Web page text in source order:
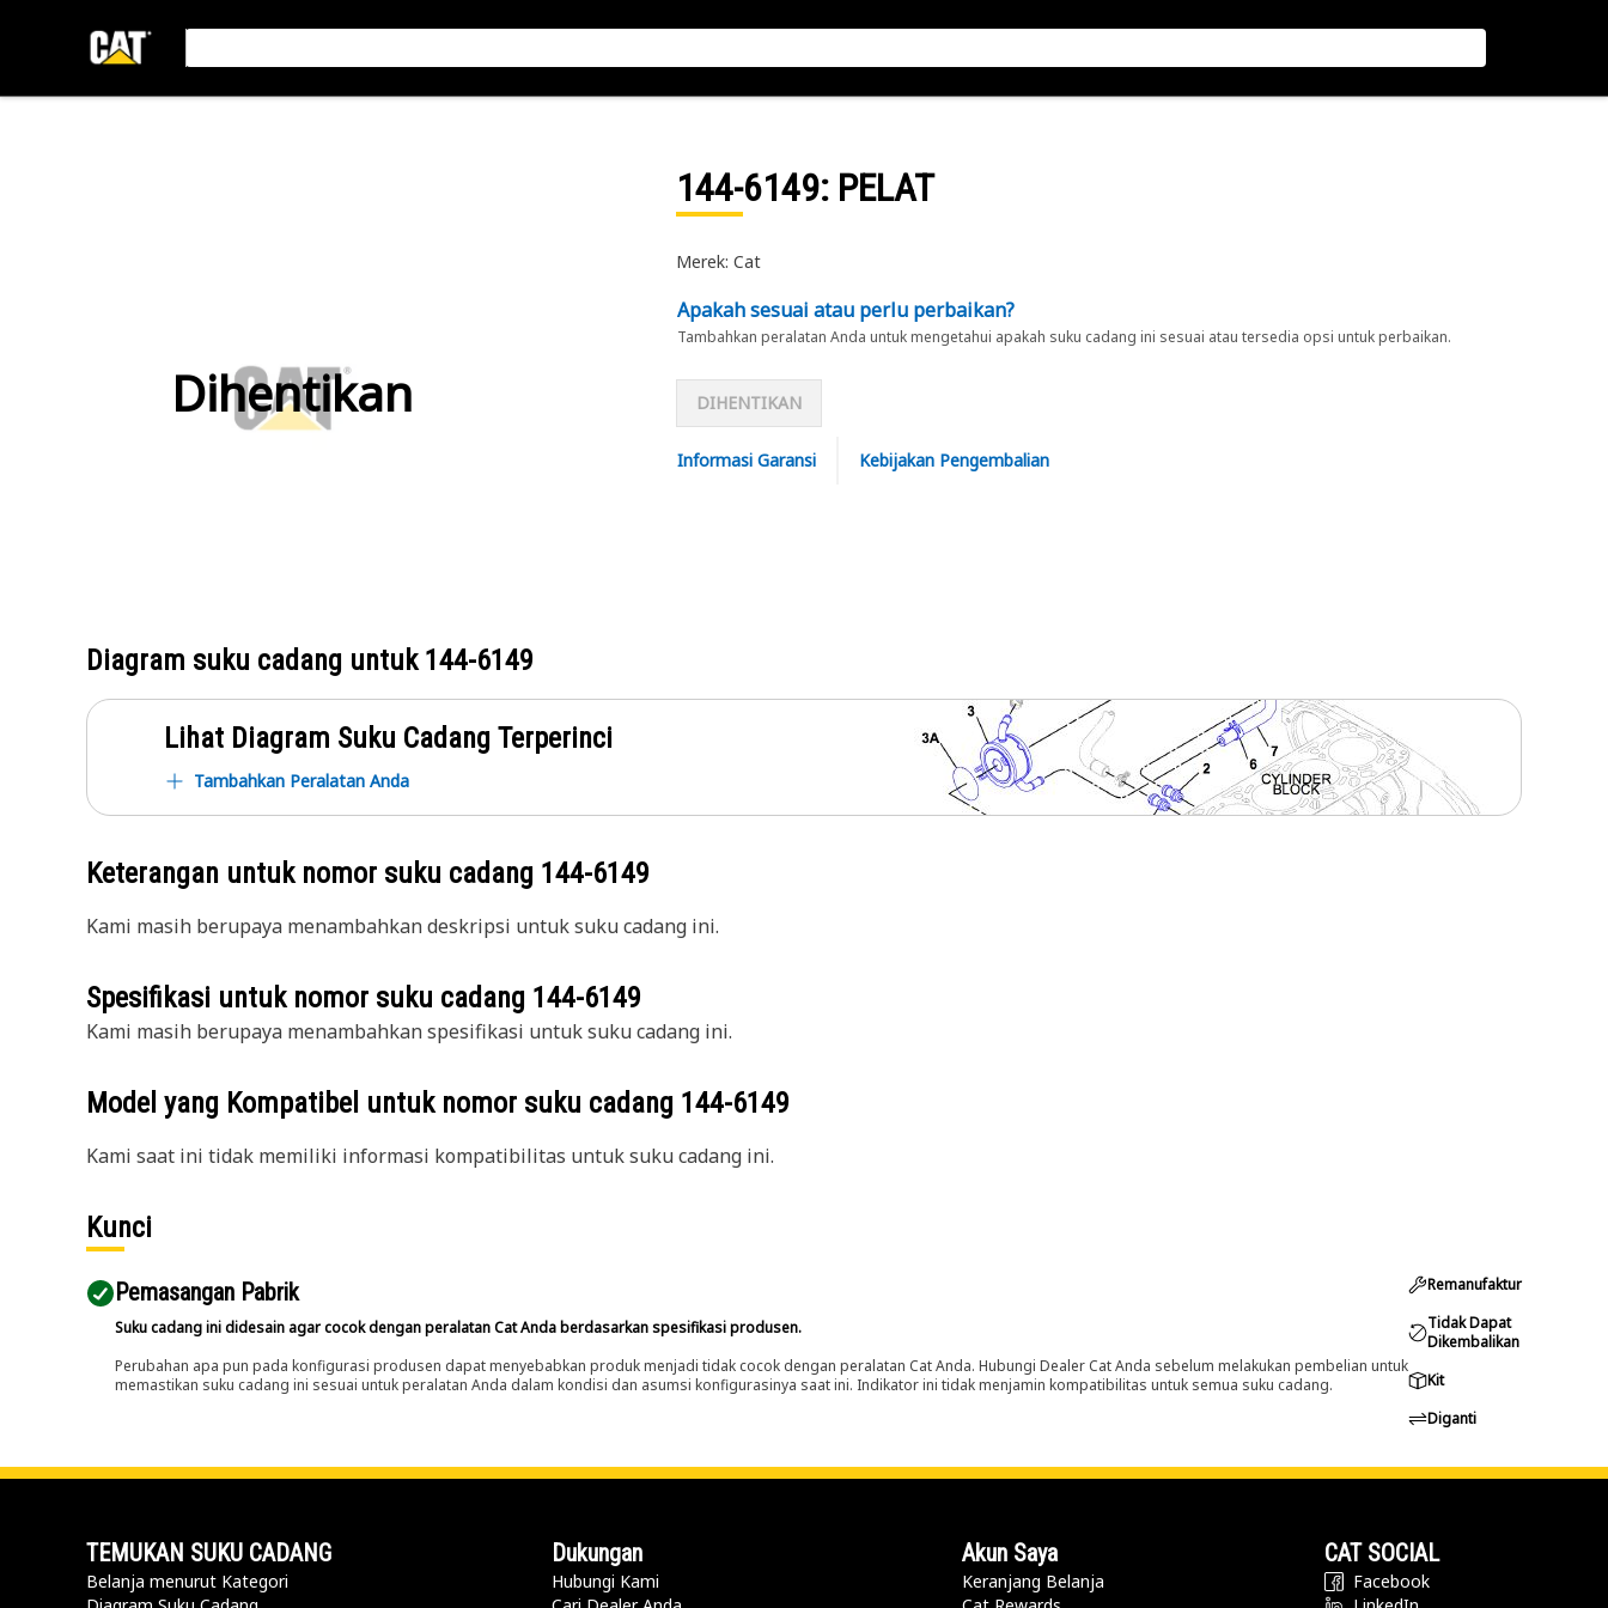
Dihentikan
144-6149: PELAT
Merek: Cat
Apakah sesuai atau perlu perbaikan?
Tambahkan peralatan Anda untuk mengetahui apakah suku cadang ini sesuai atau tersedia opsi untuk perbaikan.
DIHENTIKAN
Informasi Garansi Kebijakan Pengembalian
Diagram suku cadang untuk144-6149
Lihat Diagram Suku Cadang Terperinci
Tambahkan Peralatan Anda
Keterangan untuk nomor suku cadang 144-6149
Kami masih berupaya menambahkan deskripsi untuk suku cadang ini.
Spesifikasi untuk nomor suku cadang 144-6149
Kami masih berupaya menambahkan spesifikasi untuk suku cadang ini.
Model yang Kompatibel untuk nomor suku cadang 144-6149
Kami saat ini tidak memiliki informasi kompatibilitas untuk suku cadang ini.
Kunci
Pemasangan Pabrik
Suku cadang ini didesain agar cocok dengan peralatan Cat Anda berdasarkan spesifikasi produsen.
Perubahan apa pun pada konfigurasi produsen dapat menyebabkan produk menjadi tidak cocok dengan peralatan Cat Anda. Hubungi Dealer Cat Anda sebelum melakukan pembelian untuk
memastikan suku cadang ini sesuai untuk peralatan Anda dalam kondisi dan asumsi konfigurasinya saat ini. Indikator ini tidak menjamin kompatibilitas untuk semua suku cadang.
Remanufaktur
Tidak Dapat
Dikembalikan
Kit
Diganti
TEMUKAN SUKU CADANG
Belanja menurut Kategori
Dukungan
Hubungi Kami
Akun Saya
Keranjang Belanja
CAT SOCIAL
Facebook